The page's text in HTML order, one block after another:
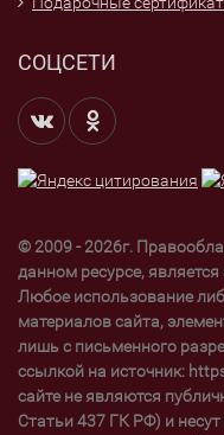
СОЦСЕТИ
© 2009 - 2026г.
данном ресурсе,
Любое использование
материалов сайта,
лишь с письменного
ссылкой на источник:
сайте не являются
Статьи 437 ГК РФ) и